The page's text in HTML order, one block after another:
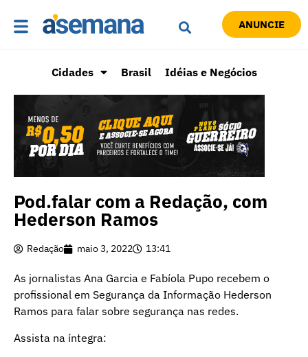
ANUNCIE
Cidades Brasil Idéias e Negócios
Pod.falar com a Redação, com
Hederson Ramos
Redação maio 3, 2022 13:41
As jornalistas Ana Garcia e Fabíola Pupo recebem o
profissional em Segurança da Informação Hederson
Ramos para falar sobre segurança nas redes.
Assista na íntegra: